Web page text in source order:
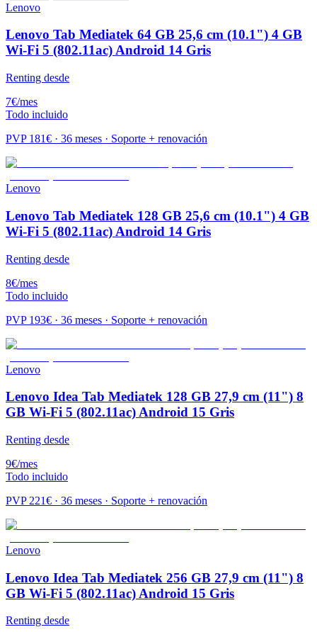
Lenovo
Lenovo Tab Mediatek 64 GB 25,6 cm (10.1") 4 GB
Wi-Fi 5 (802.11ac) Android 14 Gris
Renting desde
7€/mes
Todo incluido
PVP 181€ · 36 meses · Soporte + renovación
Lenovo
Lenovo Tab Mediatek 128 GB 25,6 cm (10.1") 4 GB
Wi-Fi 5 (802.11ac) Android 14 Gris
Renting desde
8€/mes
Todo incluido
PVP 193€ · 36 meses · Soporte + renovación
Lenovo
Lenovo Idea Tab Mediatek 128 GB 27,9 cm (11") 8
GB Wi-Fi 5 (802.11ac) Android 15 Gris
Renting desde
9€/mes
Todo incluido
PVP 221€ · 36 meses · Soporte + renovación
Lenovo
Lenovo Idea Tab Mediatek 256 GB 27,9 cm (11") 8
GB Wi-Fi 5 (802.11ac) Android 15 Gris
Renting desde